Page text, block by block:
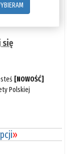
się
[NOWOŚĆ]
Polskiej
»